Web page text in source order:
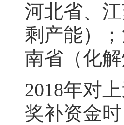
河北省、
剩产能）
南省（化
2018年对
奖补资金